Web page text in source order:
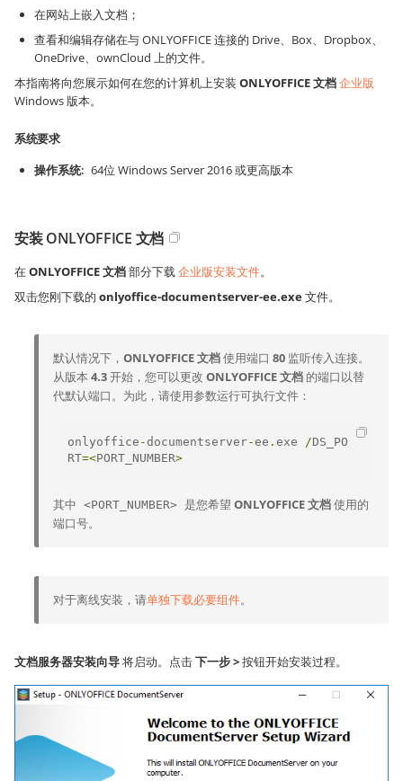
在网站上嵌入文档；
查看和编辑存储在与 ONLYOFFICE 连接的 Drive、Box、Dropbox、
OneDrive、ownCloud 上的文件。
本指南将向您展示如何在您的计算机上安装 ONLYOFFICE 文档企业版
Windows 版本。
系统要求
操作系统
64位 Windows Server 2016 或更高版本
安装 ONLYOFFICE 文档
在ONLYOFFICE 文档部分下载企业版安装文件。
双击您刚下载的 onlyoffice-documentserver-ee.exe文件。
默认情况下， ONLYOFFICE 文档使用端口 80 监听传入连接。
从版本 4.3开始，您可以更改 ONLYOFFICE 文档 的端口以替
代默认端口。为此，请使用参数运行可执行文件：
onlyoffice -documentserver-ee . exe /DS_PO
RT=<PORT_NUMBER>
其中 <PORT_NUMBER> 是您希望 ONLYOFFICE 文档使用的
端口号。
对于离线安装，请单独下载必要组件。
文档服务器安装向导将启动。点击下一步 >按钮开始安装过程。